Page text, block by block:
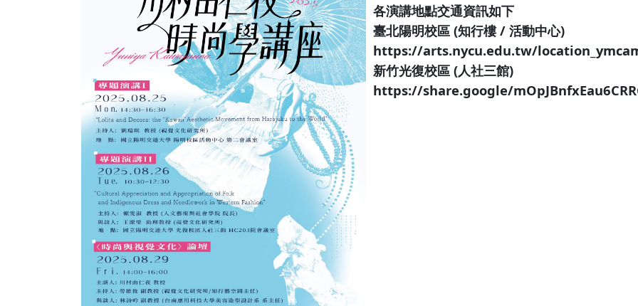
各演講地點交通資訊如下
臺北陽明校區 (知行樓 / 活動中心)
https://arts.nycu.edu.tw/
新竹光復校區 (人社三館)
https://share.google/